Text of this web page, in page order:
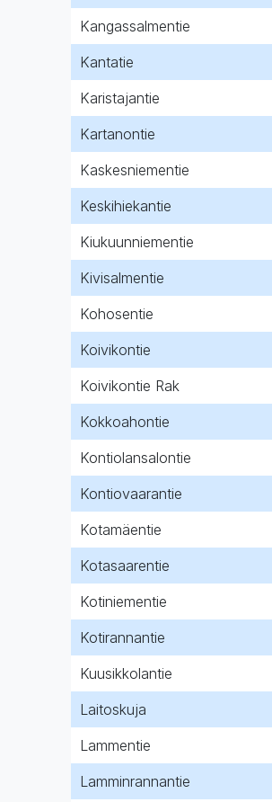
Kangassalmentie
Kantatie
Karistajantie
Kartanontie
Kaskesniementie
Keskihiekantie
Kiukuunniementie
Kivisalmentie
Kohosentie
Koivikontie
Koivikontie Rak
Kokkoahontie
Kontiolansalontie
Kontiovaarantie
Kotamäentie
Kotasaarentie
Kotiniementie
Kotirannantie
Kuusikkolantie
Laitoskuja
Lammentie
Lamminrannantie